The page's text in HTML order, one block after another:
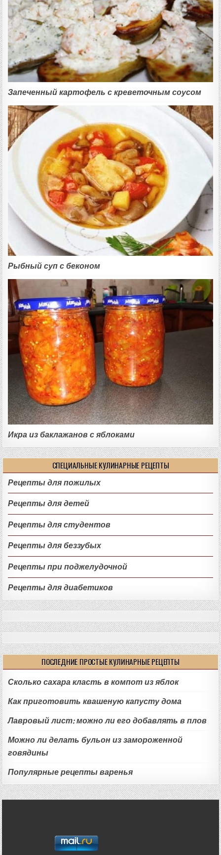
Запеченный картофель с креветочным соусом
Рыбный суп с беконом
Икра из баклажанов с яблоками
СПЕЦИАЛЬНЫЕ КУЛИНАРНЫЕ РЕЦЕПТЫ
Рецепты для пожилых
Рецепты для детей
Рецепты для студентов
Рецепты для беззубых
Рецепты при поджелудочной
Рецепты для диабетиков
ПОСЛЕДНИЕ ПРОСТЫЕ КУЛИНАРНЫЕ РЕЦЕПТЫ
Сколько сахара класть в компот из яблок
Как приготовить квашеную капусту дома
Лавровый лист: можно ли его добавлять в плов
Можно ли делать бульон из замороженной
говядины
Популярные рецепты варенья